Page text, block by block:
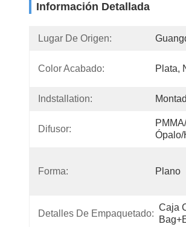
Información Detallada
Lugar De Origen:
Color Acabado: Plata,
Indstallation:
Difusor:
Forma: Plano
Detalles De Empaquetado:
Caja